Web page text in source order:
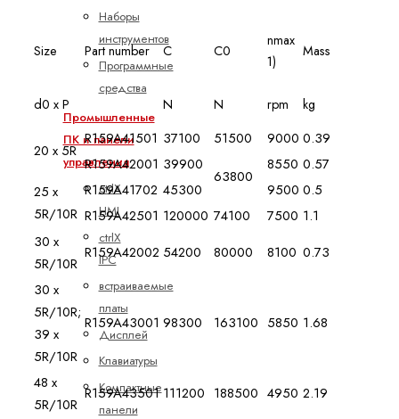
Наборы
инструментов
Программные
средства
Промышленные
ПК и панели
управления
ctrlX
HMI
ctrlX
IPC
встраиваемые
платы
Дисплей
Клавиатуры
Компактные
панели
Size Part number C C0
nmax
1)
Mass
d0 x P N N rpm kg
20 x 5R
R159A41501 37100 51500 9000 0.39
R159A42001 39900
63800
8550 0.57
25 x
5R/10R
R159A41702 45300 9500 0.5
R159A42501 120000 74100 7500 1.1
30 x
5R/10R
R159A42002 54200 80000 8100 0.73
30 x
5R/10R;
39 x
5R/10R
R159A43001 98300 163100 5850 1.68
48 x
5R/10R
R159A43501 111200 188500 4950 2.19